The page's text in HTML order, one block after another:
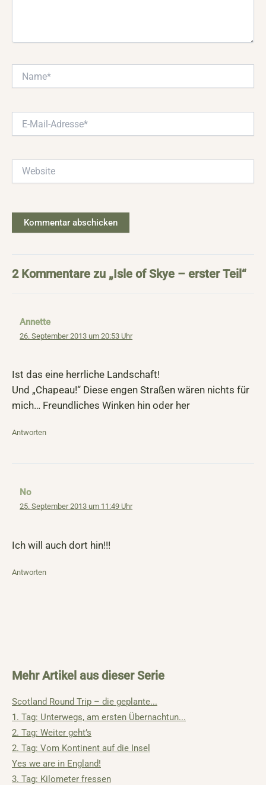
Mail-
2 Kommentare zu „Isle of Skye – erster Teil“
Annette
26. September 2013 um 20:53 Uhr
Ist das eine herrliche Landschaft!
Und „Chapeau!“ Diese engen Straßen wären nichts für
mich… Freundliches Winken hin oder her
Antworten
No
25. September 2013 um 11:49 Uhr
Ich will auch dort hin!!!
Antworten
Mehr Artikel aus dieser Serie
Scotland Round Trip – die geplante...
1. Tag: Unterwegs, am ersten Übernachtun...
2. Tag: Weiter geht’s
2. Tag: Vom Kontinent auf die Insel
Yes we are in England!
3. Tag: Kilometer fressen